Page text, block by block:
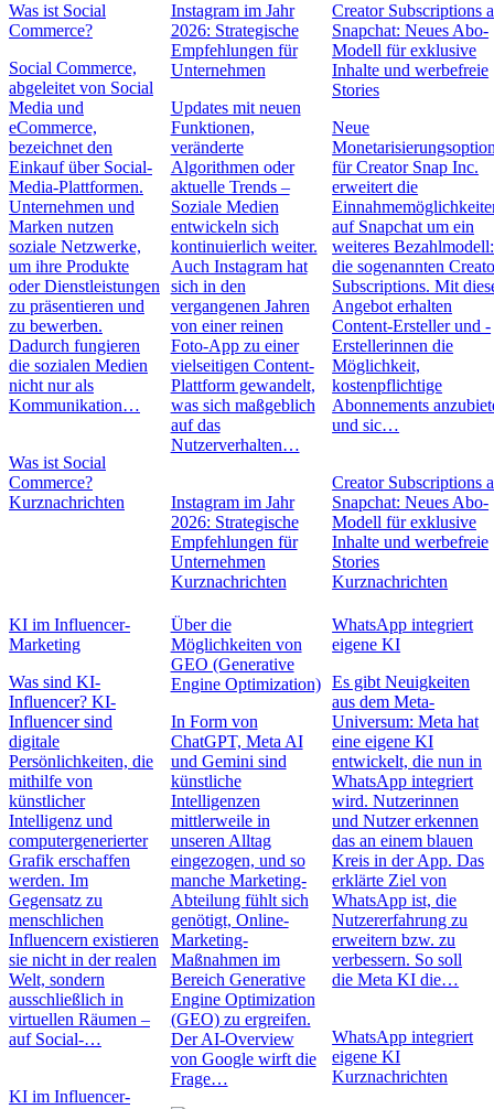
Was ist Social
Commerce?
Social Commerce,
abgeleitet von Social
Media und
eCommerce,
bezeichnet den
Einkauf über Social-
Media-Plattformen.
Unternehmen und
Marken nutzen
soziale Netzwerke,
um ihre Produkte
oder Dienstleistungen
zu präsentieren und
zu bewerben.
Dadurch fungieren
die sozialen Medien
nicht nur als
Kommunikation…
Was ist Social
Commerce?
Kurznachrichten
Instagram im Jahr
2026: Strategische
Empfehlungen für
Unternehmen
Updates mit neuen
Funktionen,
veränderte
Algorithmen oder
aktuelle Trends –
Soziale Medien
entwickeln sich
kontinuierlich weiter.
Auch Instagram hat
sich in den
vergangenen Jahren
von einer reinen
Foto-App zu einer
vielseitigen Content-
Plattform gewandelt,
was sich maßgeblich
auf das
Nutzerverhalten…
Instagram im Jahr
2026: Strategische
Empfehlungen für
Unternehmen
Kurznachrichten
Creator Subscriptions
Snapchat: Neues Abo-
Modell für exklusive
Inhalte und werbefreie
Stories
Neue
für Creator Snap Inc.
erweitert die
auf Snapchat um ein
weiteres Bezahlmodell:
die sogenannten
Subscriptions. Mit
Angebot erhalten
Content-Ersteller und -
Erstellerinnen die
Möglichkeit,
kostenpflichtige
Abonnements
und sic…
Creator Subscriptions
Snapchat: Neues Abo-
Modell für exklusive
Inhalte und werbefreie
Stories
Kurznachrichten
KI im Influencer-
Marketing
Was sind KI-
Influencer? KI-
Influencer sind
digitale
Persönlichkeiten, die
mithilfe von
künstlicher
Intelligenz und
computergenerierter
Grafik erschaffen
werden. Im
Gegensatz zu
menschlichen
Influencern existieren
sie nicht in der realen
Welt, sondern
ausschließlich in
virtuellen Räumen –
auf Social-…
KI im Influencer-
Über die
Möglichkeiten von
GEO (Generative
Engine Optimization)
In Form von
ChatGPT, Meta AI
und Gemini sind
künstliche
Intelligenzen
mittlerweile in
unseren Alltag
eingezogen, und so
manche Marketing-
Abteilung fühlt sich
genötigt, Online-
Marketing-
Maßnahmen im
Bereich Generative
Engine Optimization
(GEO) zu ergreifen.
Der AI-Overview
von Google wirft die
Frage…
WhatsApp integriert
eigene KI
Es gibt Neuigkeiten
aus dem Meta-
Universum: Meta hat
eine eigene KI
entwickelt, die nun in
WhatsApp integriert
wird. Nutzerinnen
und Nutzer erkennen
das an einem blauen
Kreis in der App. Das
erklärte Ziel von
WhatsApp ist, die
Nutzererfahrung zu
erweitern bzw. zu
verbessern. So soll
die Meta KI die…
WhatsApp integriert
eigene KI
Kurznachrichten